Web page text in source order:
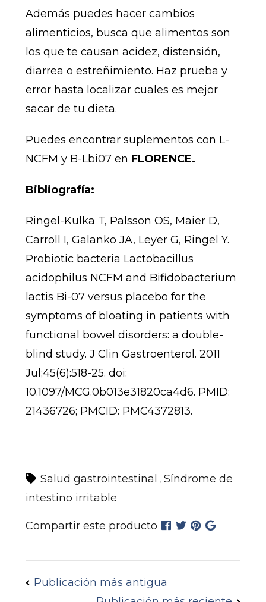
Además puedes hacer cambios
alimenticios, busca que alimentos son
los que te causan acidez, distensión,
diarrea o estreñimiento. Haz prueba y
error hasta localizar cuales es mejor
sacar de tu dieta.
Puedes encontrar suplementos con L-
NCFM y B-Lbi07 en FLORENCE.
Bibliografía:
Ringel-Kulka T, Palsson OS, Maier D,
Carroll I, Galanko JA, Leyer G, Ringel Y.
Probiotic bacteria Lactobacillus
acidophilus NCFM and Bifidobacterium
lactis Bi-07 versus placebo for the
symptoms of bloating in patients with
functional bowel disorders: a double-
blind study. J Clin Gastroenterol. 2011
Jul;45(6):518-25. doi:
10.1097/MCG.0b013e31820ca4d6. PMID:
21436726; PMCID: PMC4372813.
Salud gastrointestinal , Síndrome de
intestino irritable
Compartir este producto
Publicación más antigua